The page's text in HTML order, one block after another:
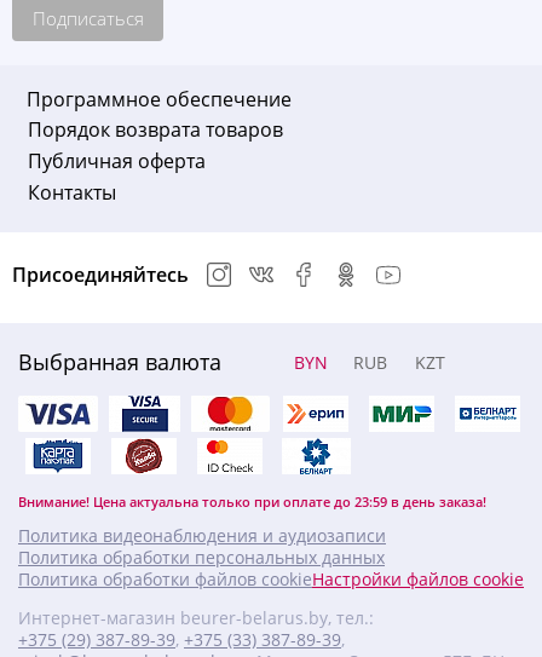
Подписаться
Программное обеспечение
Порядок возврата товаров
Публичная оферта
Контакты
Выбранная валюта BYN RUB KZT
Внимание! Цена актуальна только при оплате до 23:59 в день заказа!
Присоединяйтесь
Политика видеонаблюдения и аудиозаписи
Политика обработки персональных данных
Политика обработки файлов cookieНастройки файлов cookie
Интернет-магазин beurer-belarus.by, тел.:
+375 (29) 387-89-39, +375 (33) 387-89-39,